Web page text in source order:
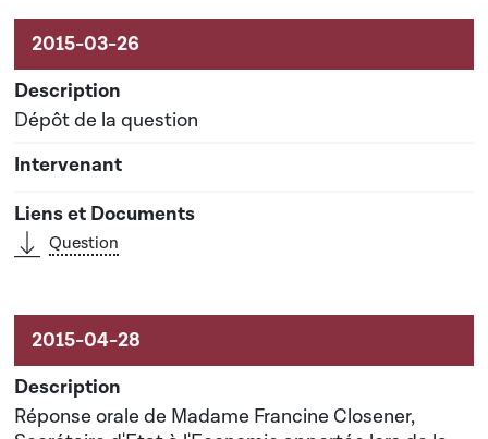
Activités liées au dossier
Dépôt de la question
Question
Réponse orale de Madame Francine Closener,